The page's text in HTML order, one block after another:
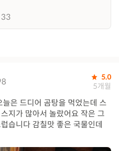
33
5.0
5개월
은 드디어 곰탕을 먹었는데 스
지가 많아서 놀랐어요 작은 그
습니다 감칠맛 좋은 국물인데